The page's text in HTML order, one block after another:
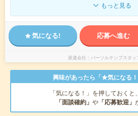
もっと見る
気になる! 応募へ進む
派遣会社 パーソルテンプスタッ
興味があったら「★気になる！
「気になる！」を押しておくと
「面談確約」 や 「応募歓迎」